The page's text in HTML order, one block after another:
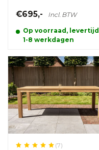
€695,- Incl. BTW
Op voorraad, levertijd
1-8 werkdagen
(7)